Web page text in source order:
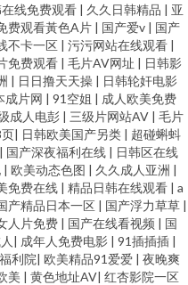
精品久久蜜臀 www东方AV在线 黄
拍毛片 91破解官网免费 爱豆导航
在线免费观看 | 久久日韩精品 | 亚
费观看黃色A片 | 国产爱v | 国产
不卡一区 | 污污网站在线观看 |
免费观看 | 毛片AV网址 | 日韩影
| 日日撸天天操 | 日韩轮奸电影
成片网 | 91空姐 | 成人欧美免费
成人电彭 | 三级片网站AV | 毛片
| 日韩欧美国产另类 | 超碰蝌蚪
| 国产深夜福利在线 | 日韩区在线
| 欧美动态色图 | 久久成人亚洲 |
免费在线 | 精品日韩在线观看 | a
产精品日本一区 | 国产浮力草草 |
人片免费 | 国产在线看视频 | 国
| 成年人免费电影 | 91插插插 |
利院| 欧美精品91爱爱 | 夜晚爽
美 | 黄色地址AV| 红杏影院一区